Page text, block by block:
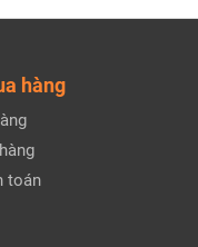
hàng
toán